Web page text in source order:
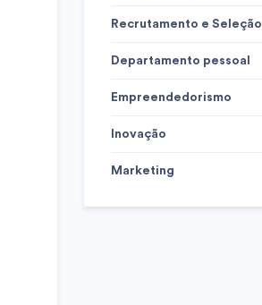
Recrutamento e Seleção
Departamento pessoal
Empreendedorismo
Inovação
Marketing